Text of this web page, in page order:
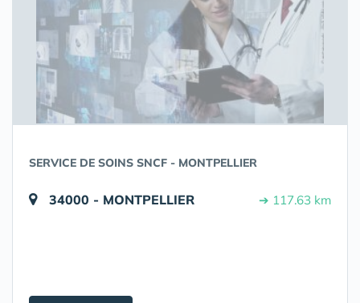
SERVICE DE SOINS SNCF - MONTPELLIER
34000 - MONTPELLIER ➔ 117.63 km